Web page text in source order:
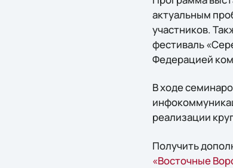
актуальным
участников.
фестиваль
Федерацией
В ходе
реализации
Получить
«Восточные